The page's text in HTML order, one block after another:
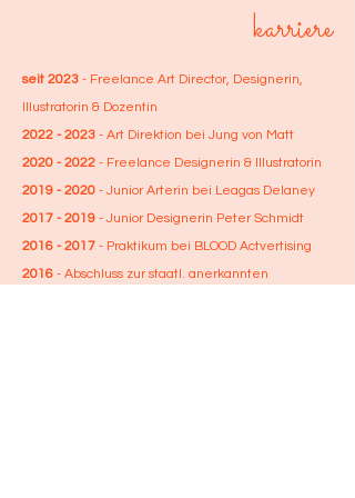
karriere
seit 2023 - Freelance Art Director, Designerin,
Illustratorin & Dozentin
2022 - 2023 - Art Direktion bei Jung von Matt
2020 - 2022 - Freelance Designerin & Illustratorin
2019 - 2020 - Junior Arterin bei Leagas Delaney
2017 - 2019 - Junior Designerin Peter Schmidt
2016 - 2017 - Praktikum bei BLOOD Actvertising
2016 - Abschluss zur staatl. anerkannten